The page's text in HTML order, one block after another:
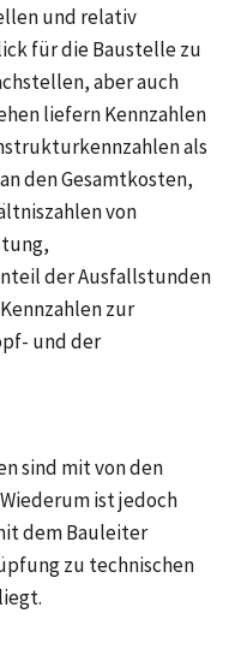
und relativ
für die Baustelle zu
aber auch
liefern Kennzahlen
als
den Gesamtkosten,
von
der Ausfallstunden
zur
und der
sind mit von den
ist jedoch
dem Bauleiter
zu technischen